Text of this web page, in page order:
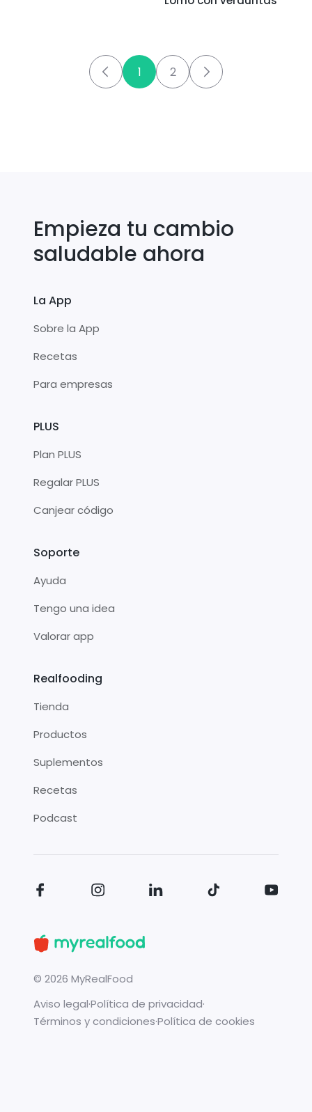
1 2
Empieza tu cambio
saludable ahora
La App
Sobre la App
Recetas
Para empresas
PLUS
Plan PLUS
Regalar PLUS
Canjear código
Soporte
Ayuda
Tengo una idea
Valorar app
Realfooding
Tienda
Productos
Suplementos
Recetas
Podcast
© 2026 MyRealFood
Aviso legal·Política de privacidad·
Términos y condiciones·Política de cookies